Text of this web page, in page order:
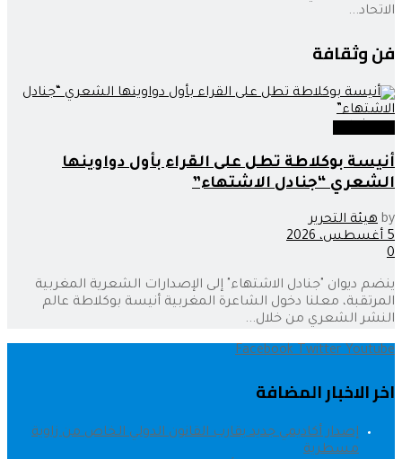
الاتحاد...
فن وثقافة
أنيسة بوكلاطة تطل على القراء بأول دواوينها
الشعري “جنادل الاشتهاء”
by هيئة التحرير
5 أغسطس، 2026
0
ينضم ديوان "جنادل الاشتهاء" إلى الإصدارات الشعرية المغربية
المرتقبة، معلنا دخول الشاعرة المغربية أنيسة بوكلاطة عالم
النشر الشعري من خلال...
Facebook Twitter Youtube
اخر الاخبار المضافة
إصدار أكاديمي جديد يقارب القانون الدولي الخاص من زاوية
مسطرية